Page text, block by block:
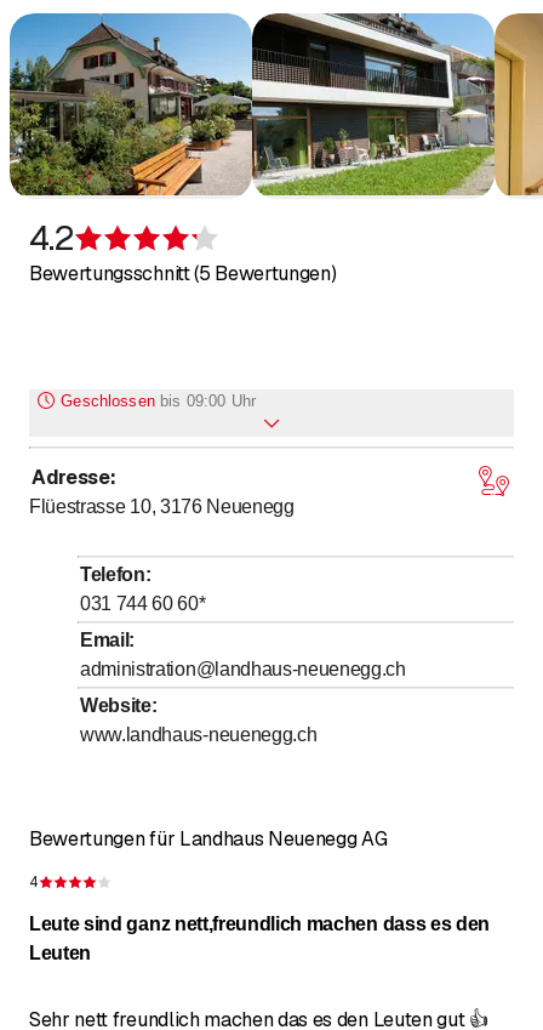
4.2
Bewertungsschnitt (5 Bewertungen)
Geschlossen bis 09:00 Uhr
Montag
00
Dienstag
Mittwoch
9:00- bis
17:00
Donnerstag
Freitag
Samstag
9:00
Sonntag
Adresse:
Flüestrasse 10, 3176 Neuenegg
Telefon:
031 744 60 60*
Email :
administration@landhaus-neuenegg.ch
Website:
www.landhaus-neuenegg.ch
Bewertungen für Landhaus Neuenegg AG
4
Leute sind ganz nett,freundlich machen dass es den
Leuten
Sehr nett freundlich machen das es den Leuten gut 👍